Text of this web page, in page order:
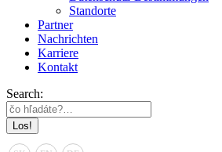
Standorte
Partner
Nachrichten
Karriere
Kontakt
Search: